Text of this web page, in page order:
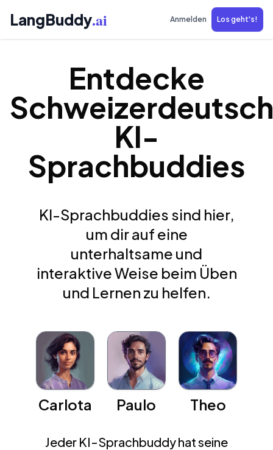
LangBuddy.ai Anmelden Los geht's!
Entdecke
Schweizerdeutsch
KI-
Sprachbuddies
KI-Sprachbuddies sind hier,
um dir auf eine
unterhaltsame und
interaktive Weise beim Üben
und Lernen zu helfen.
Carlota Paulo Theo
Jeder KI-Sprachbuddy hat seine